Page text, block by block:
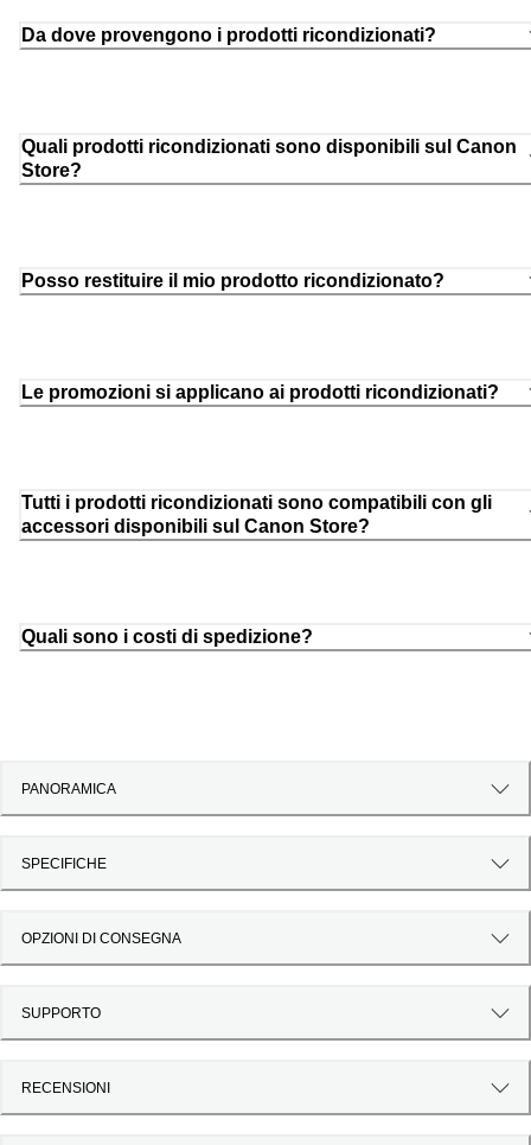
Da dove provengono i prodotti ricondizionati?
Quali prodotti ricondizionati sono disponibili sul Canon
Store?
Posso restituire il mio prodotto ricondizionato?
Le promozioni si applicano ai prodotti ricondizionati?
Tutti i prodotti ricondizionati sono compatibili con gli
accessori disponibili sul Canon Store?
Quali sono i costi di spedizione?
PANORAMICA
SPECIFICHE
OPZIONI DI CONSEGNA
SUPPORTO
RECENSIONI